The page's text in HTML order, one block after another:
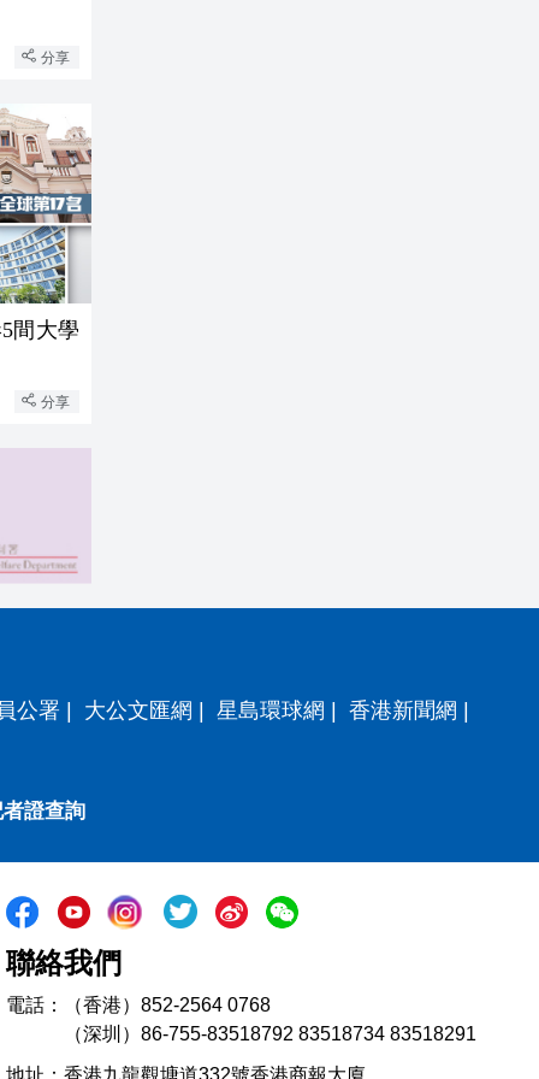
分享
間大學
分享
公署 大公文匯網 星島環球網 香港新聞網
證查詢
聯絡我們
電話：（香港）852-2564 0768
（深圳）86-755-83518792 83518734 83518291